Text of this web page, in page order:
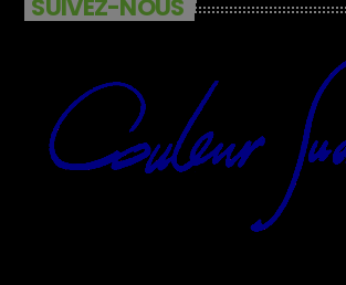
SUIVEZ-NOUS